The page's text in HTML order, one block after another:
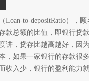
Loan-to-depositRatio），
款总额的比值，即银行贷
讲，贷存比越高越好，因
，如果一家银行的存款很
收入少，银行的盈利能力就